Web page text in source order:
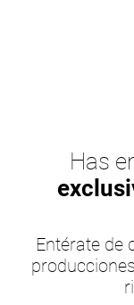
Has
Entérate de